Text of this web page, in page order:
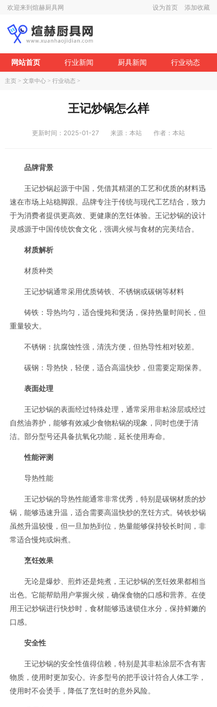
欢迎来到煊赫厨具网 设为首页 添加收藏
网站首页 行业新闻 厨具新闻 行业动态
主页 > 文章中心 > 行业动态 >
王记炒锅怎么样
更新时间：2025-01-27 来源：本站 作者：本站
品牌背景
王记炒锅起源于中国，凭借其精湛的工艺和优质的材料迅
速在市场上站稳脚跟。品牌专注于传统与现代工艺结合，致力
于为消费者提供更高效、更健康的烹饪体验。王记炒锅的设计
灵感源于中国传统饮食文化，强调火候与食材的完美结合。
材质解析
材质种类
王记炒锅通常采用优质铸铁、不锈钢或碳钢等材料
铸铁：导热均匀，适合慢炖和煲汤，保持热量时间长，但
重量较大。
不锈钢：抗腐蚀性强，清洗方便，但热导性相对较差。
碳钢：导热快，轻便，适合高温快炒，但需要定期保养。
表面处理
王记炒锅的表面经过特殊处理，通常采用非粘涂层或经过
自然油养护，能够有效减少食物粘锅的现象，同时也便于清
洁。部分型号还具备抗氧化功能，延长使用寿命。
性能评测
导热性能
王记炒锅的导热性能通常非常优秀，特别是碳钢材质的炒
锅，能够迅速升温，适合需要高温快炒的烹饪方式。铸铁炒锅
虽然升温较慢，但一旦加热到位，热量能够保持较长时间，非
常适合慢炖或焖煮。
烹饪效果
无论是爆炒、煎炸还是炖煮，王记炒锅的烹饪效果都相当
出色。它能帮助用户掌握火候，确保食物的口感和营养。在使
用王记炒锅进行快炒时，食材能够迅速锁住水分，保持鲜嫩的
口感。
安全性
王记炒锅的安全性值得信赖，特别是其非粘涂层不含有害
物质，使用时更加安心。许多型号的把手设计符合人体工学，
使用时不会烫手，降低了烹饪时的意外风险。